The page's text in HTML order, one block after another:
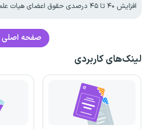
افزایش ۴۰ تا ۴۵ درصدی حقوق اعضای هیات علمی و کارکنان دانشگاه آزاد اسلامی در سال ۱۴۰۵
صفحه اصلی
لینک‌های کاربردی